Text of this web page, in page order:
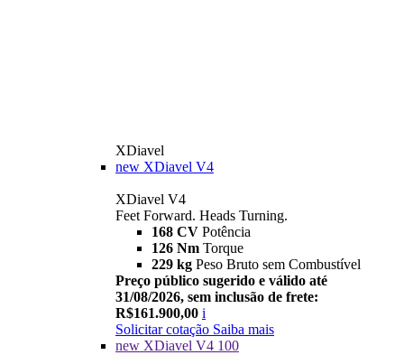
XDiavel
new XDiavel V4
XDiavel V4
Feet Forward. Heads Turning.
168 CV Potência
126 Nm Torque
229 kg Peso Bruto sem Combustível
Preço público sugerido e válido até
31/08/2026, sem inclusão de frete:
R$161.900,00 i
Solicitar cotação Saiba mais
new XDiavel V4 100